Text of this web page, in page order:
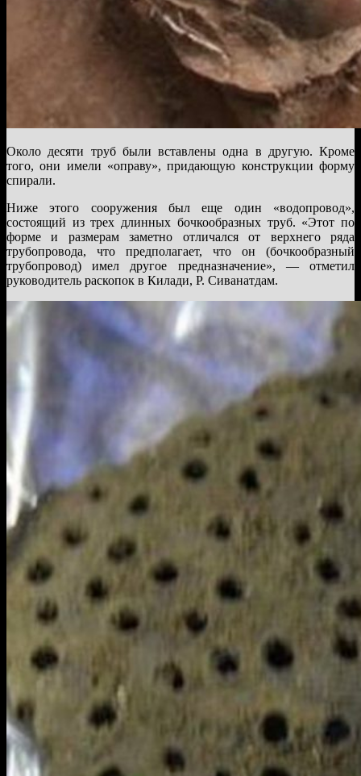
Около десяти труб были вставлены одна в другую. Кроме
того, они имели «оправу», придающую конструкции форму
спирали.
Ниже этого сооружения был еще один «водопровод»,
состоящий из трех длинных бочкообразных труб. «Этот по
форме и размерам заметно отличался от верхнего ряда
трубопровода, что предполагает, что он (бочкообразный
трубопровод) имел другое предназначение», — отметил
руководитель раскопок в Килади, Р. Сиванатдам.